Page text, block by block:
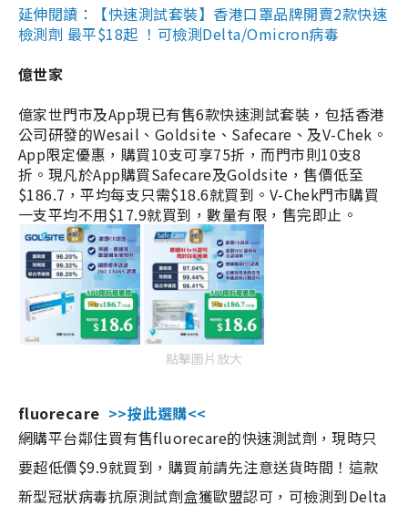
延伸閱讀：【快速測試套裝】香港口罩品牌開賣2款快速
檢測劑 最平$18起 ！可檢測Delta/Omicron病毒
億世家
億家世門市及App現已有售6款快速測試套裝，包括香港
公司研發的Wesail、Goldsite、Safecare、及V-Chek。
App限定優惠，購買10支可享75折，而門市則10支8
折。現凡於App購買Safecare及Goldsite，售價低至
$186.7，平均每支只需$18.6就買到。V-Chek門市購買
一支平均不用$17.9就買到，數量有限，售完即止。
點擊圖片放大
fluorecare >>按此選購<<
網購平台鄰住買有售fluorecare的快速測試劑，現時只
要超低價$9.9就買到，購買前請先注意送貨時間！這款
新型冠狀病毒抗原測試劑盒獲歐盟認可，可檢測到Delta